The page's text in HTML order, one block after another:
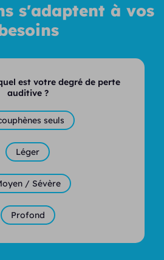
s'adaptent à vos
est votre degré de perte
auditive ?
seuls
Léger
/ Sévère
Profond